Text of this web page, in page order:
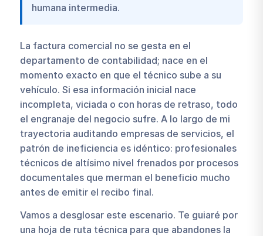
humana intermedia.
La factura comercial no se gesta en el
departamento de contabilidad; nace en el
momento exacto en que el técnico sube a su
vehículo. Si esa información inicial nace
incompleta, viciada o con horas de retraso, todo
el engranaje del negocio sufre. A lo largo de mi
trayectoria auditando empresas de servicios, el
patrón de ineficiencia es idéntico: profesionales
técnicos de altísimo nivel frenados por procesos
documentales que merman el beneficio mucho
antes de emitir el recibo final.
Vamos a desglosar este escenario. Te guiaré por
una hoja de ruta técnica para que abandones la